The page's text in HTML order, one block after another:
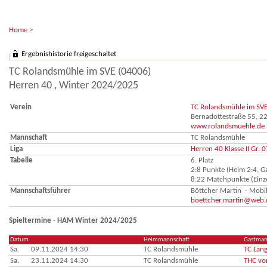
Home >
Ergebnishistorie freigeschaltet
TC Rolandsmühle im SVE (04006)
Herren 40 , Winter 2024/2025
Verein
TC Rolandsmühle im
Bernadottestraße 55,
www.rolandsmuehle.de
Mannschaft
TC Rolandsmühle
Liga
Herren 40 Klasse II Gr.
Tabelle
6. Platz
2:8 Punkte (Heim 2:4,
8:22 Matchpunkte
Mannschaftsführer
Böttcher Martin -
Spieltermine - HAM Winter 2024/2025
Datum Heimmannschaft
Sa. 09.11.2024 14:30 TC Rolandsmühle
TC
Sa.
23.11.2024 14:30 TC Rolandsmühle
THC